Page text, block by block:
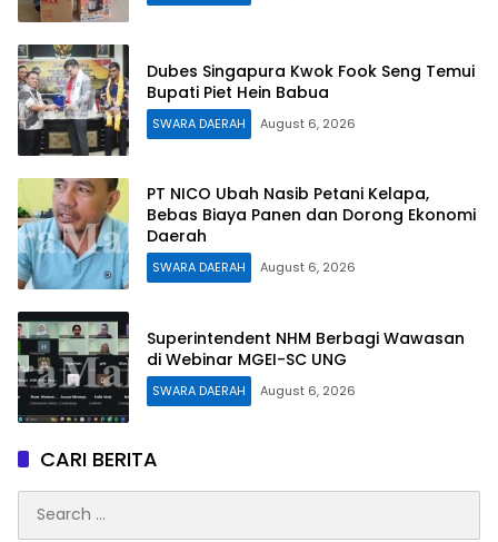
Dubes Singapura Kwok Fook Seng Temui
Bupati Piet Hein Babua
SWARA DAERAH August 6, 2026
PT NICO Ubah Nasib Petani Kelapa,
Bebas Biaya Panen dan Dorong Ekonomi
Daerah
SWARA DAERAH August 6, 2026
Superintendent NHM Berbagi Wawasan
di Webinar MGEI-SC UNG
SWARA DAERAH August 6, 2026
CARI BERITA
for: